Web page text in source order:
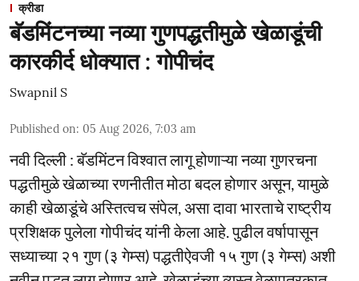
क्रीडा
बॅडमिंटनच्या नव्या गुणपद्धतीमुळे खेळाडूंची
कारकीर्द धोक्यात : गोपीचंद
Swapnil S
Published on: 05 Aug 2026, 7:03 am
नवी दिल्ली : बॅडमिंटन विश्वात लागू होणाऱ्या नव्या गुणरचना
पद्धतीमुळे खेळाच्या रणनीतीत मोठा बदल होणार असून, यामुळे
काही खेळाडूंचे अस्तित्वच संपेल, असा दावा भारताचे राष्ट्रीय
प्रशिक्षक पुलेला गोपीचंद यांनी केला आहे. पुढील वर्षापासून
सध्याच्या २१ गुण (३ गेम्स) पद्धतीऐवजी १५ गुण (३ गेम्स) अशी